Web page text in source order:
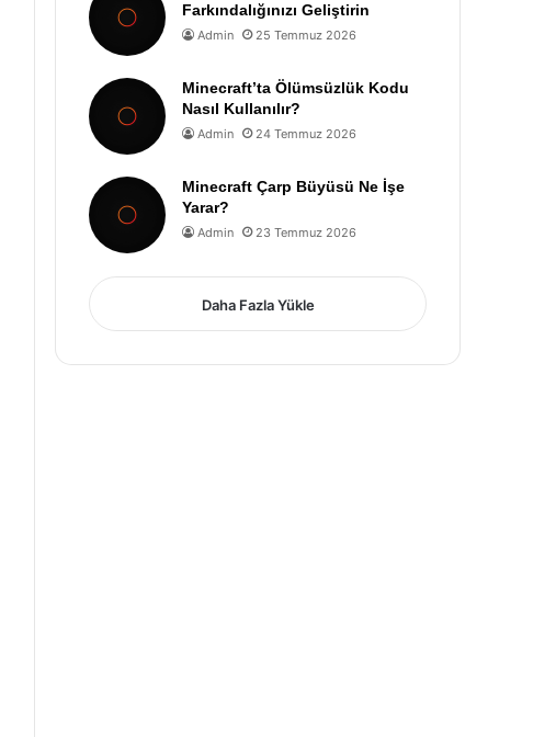
Farkındalığınızı Geliştirin
Admin 25 Temmuz 2026
Minecraft’ta Ölümsüzlük Kodu
Nasıl Kullanılır?
Admin 24 Temmuz 2026
Minecraft Çarp Büyüsü Ne İşe
Yarar?
Admin 23 Temmuz 2026
Daha Fazla Yükle